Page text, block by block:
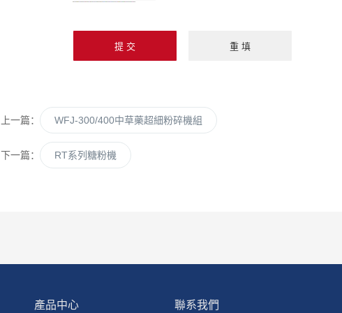
請輸入計算結果
（填寫阿拉伯數
上一篇： WFJ-300/400中草藥超細粉碎機組
下一篇： RT系列糖粉機
產品中心 聯系我們